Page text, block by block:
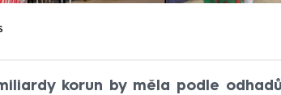
korun by měla podle